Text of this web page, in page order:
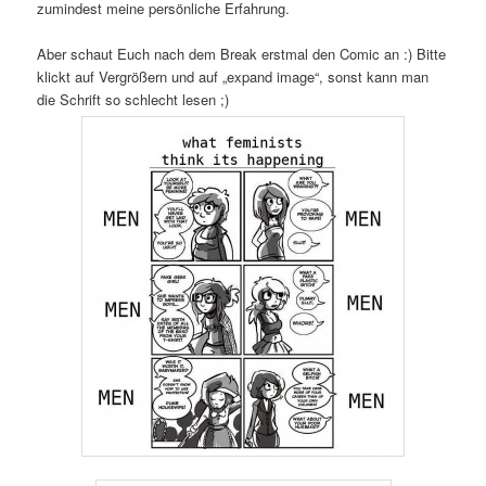
zumindest meine persönliche Erfahrung.
Aber schaut Euch nach dem Break erstmal den Comic an :) Bitte
klickt auf Vergrößern und auf „expand image“, sonst kann man
die Schrift so schlecht lesen ;)